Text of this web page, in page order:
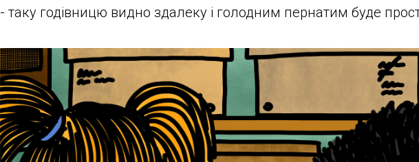
- таку годівницю видно здалеку і голодним пернатим буде